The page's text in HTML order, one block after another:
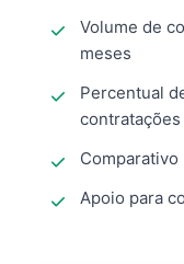
Volume de
meses
Percentual
contratações
Apoio para